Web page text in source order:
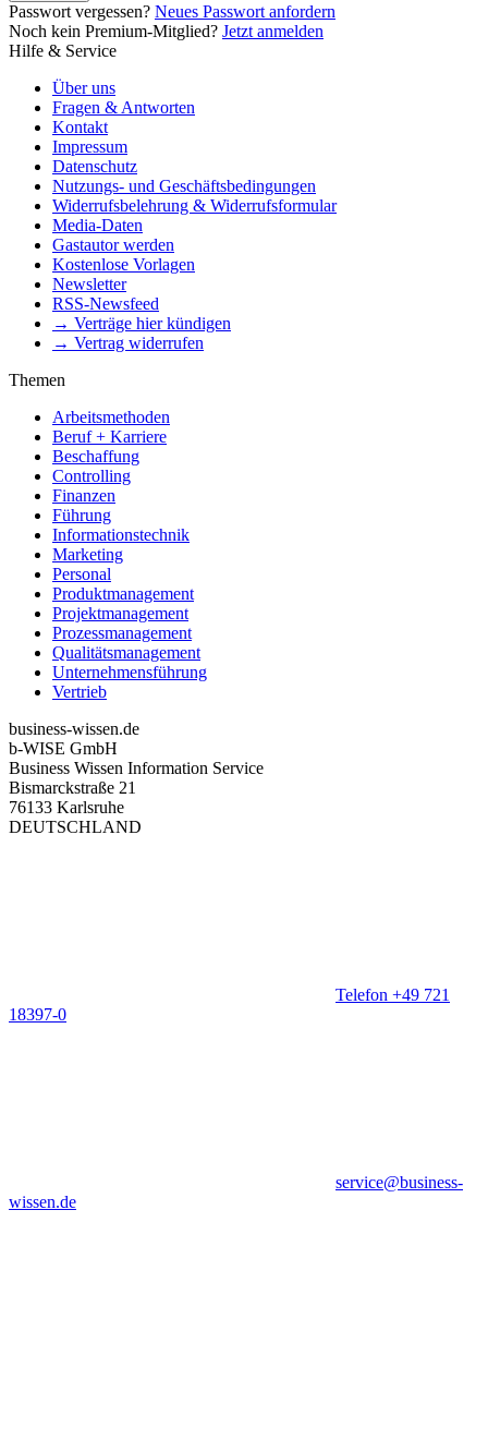
Passwort vergessen? Neues Passwort anfordern
Noch kein Premium-Mitglied? Jetzt anmelden
Hilfe & Service
Über uns
Fragen & Antworten
Kontakt
Impressum
Datenschutz
Nutzungs- und Geschäftsbedingungen
Widerrufsbelehrung & Widerrufsformular
Media-Daten
Gastautor werden
Kostenlose Vorlagen
Newsletter
RSS-Newsfeed
→ Verträge hier kündigen
→ Vertrag widerrufen
Themen
Arbeitsmethoden
Beruf + Karriere
Beschaffung
Controlling
Finanzen
Führung
Informationstechnik
Marketing
Personal
Produktmanagement
Projektmanagement
Prozessmanagement
Qualitätsmanagement
Unternehmensführung
Vertrieb
business-wissen.de
b-WISE GmbH
Business Wissen Information Service
Bismarckstraße 21
76133 Karlsruhe
DEUTSCHLAND
Telefon +49 721
18397-0
service@business-
wissen.de